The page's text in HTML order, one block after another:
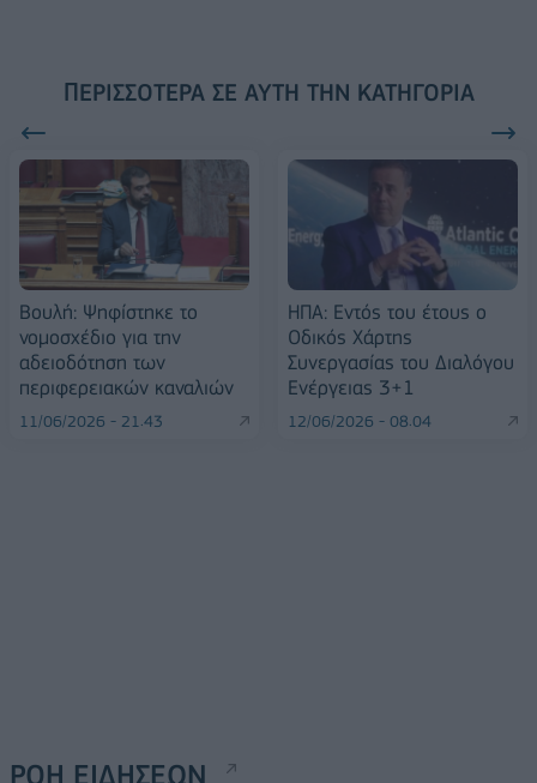
ΠΕΡΙΣΣΌΤΕΡΑ ΣΕ ΑΥΤΉ ΤΗΝ ΚΑΤΗΓΟΡΊΑ
Βουλή: Ψηφίστηκε το
νομοσχέδιο για την
αδειοδότηση των
περιφερειακών καναλιών
11/06/2026 - 21:43
ΗΠΑ: Εντός του έτους ο
Οδικός Χάρτης
Συνεργασίας του Διαλόγου
Ενέργειας 3+1
12/06/2026 - 08:04
ΡΟΗ ΕΙΔΗΣΕΩΝ